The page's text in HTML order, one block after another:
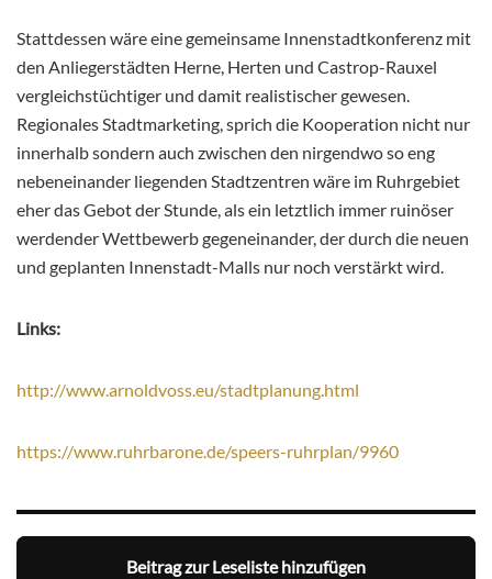
Stattdessen wäre eine gemeinsame Innenstadtkonferenz mit
den Anliegerstädten Herne, Herten und Castrop-Rauxel
vergleichstüchtiger und damit realistischer gewesen.
Regionales Stadtmarketing, sprich die Kooperation nicht nur
innerhalb sondern auch zwischen den nirgendwo so eng
nebeneinander liegenden Stadtzentren wäre im Ruhrgebiet
eher das Gebot der Stunde, als ein letztlich immer ruinöser
werdender Wettbewerb gegeneinander, der durch die neuen
und geplanten Innenstadt-Malls nur noch verstärkt wird.
Links:
http://www.arnoldvoss.eu/stadtplanung.html
https://www.ruhrbarone.de/speers-ruhrplan/9960
Beitrag zur Leseliste hinzufügen